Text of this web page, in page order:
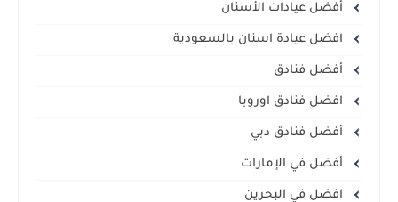
أفضل عيادات الأسنان
افضل عيادة اسنان بالسعودية
أفضل فنادق
افضل فنادق اوروبا
أفضل فنادق دبي
أفضل في الإمارات
افضل في البحرين